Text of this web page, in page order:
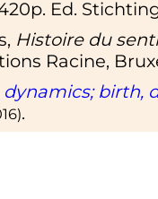
Ed.
Histoire du
Racine,
birth,
).